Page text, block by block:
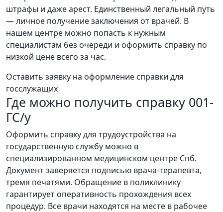
штрафы и даже арест. Единственный легальный путь
— личное получение заключения от врачей. В
нашем центре можно попасть к нужным
специалистам без очереди и оформить справку по
низкой цене всего за час.
Оставить заявку на оформление справки для
госслужащих
Где можно получить справку 001-
ГС/у
Оформить справку для трудоустройства на
государственную службу можно в
специализированном медицинском центре Спб.
Документ заверяется подписью врача-терапевта,
тремя печатями. Обращение в поликлинику
гарантирует оперативность прохождения всех
процедур. Все врачи находятся на месте в рабочее